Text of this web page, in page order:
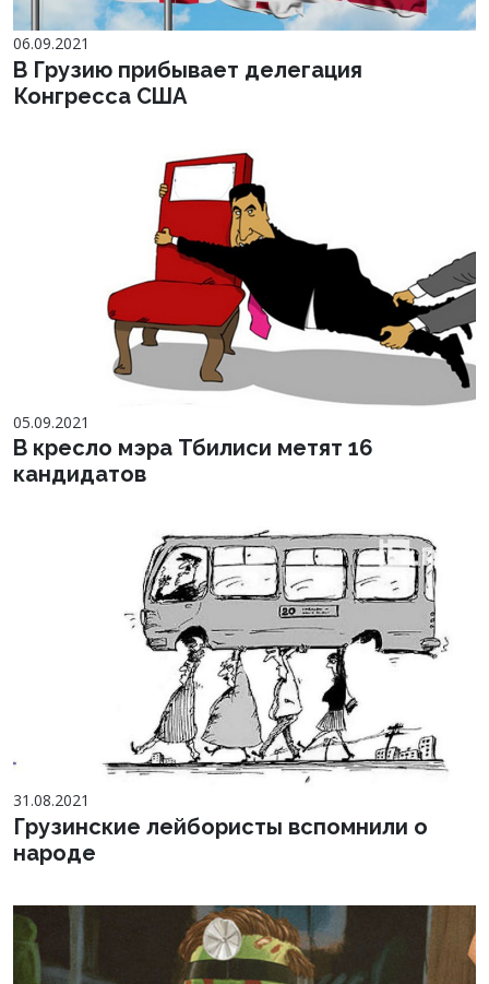
06.09.2021
В Грузию прибывает делегация
Конгресса США
05.09.2021
В кресло мэра Тбилиси метят 16
кандидатов
31.08.2021
Грузинские лейбористы вспомнили о
народе